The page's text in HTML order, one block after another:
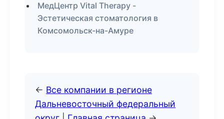
МедЦентр Vital Therapy -
Эстетическая стоматология в
Комсомольск-на-Амуре
← Все компании в регионе
Дальневосточный федеральный